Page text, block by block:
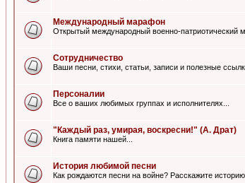
Международный марафон
Открытый международный военно-
Сотрудничество
Ваши песни, стихи, статьи, записи и полезные
Персоналии
Все о ваших любимых группах и исполнителях...
"Каждый раз, умирая, воскресни!" (А. Драт)
Книга памяти нашей...
История любимой песни
Как рождаются песни на войне? Расскажите